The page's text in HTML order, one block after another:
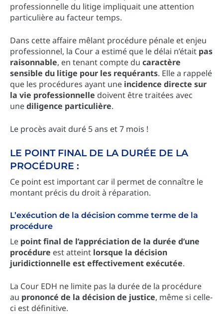
professionnelle du litige impliquait une attention
particulière au facteur temps.
Dans cette affaire mêlant procédure pénale et enjeu
professionnel, la Cour a estimé que le délai n’était pas
raisonnable, en tenant compte du caractère
sensible du litige pour les requérants. Elle a rappelé
que les procédures ayant une incidence directe sur
la vie professionnelle doivent être traitées avec
unediligence particulière.
Le procès avait duré 5 ans et 7 mois !
LE POINT FINAL DE LA DURÉE DE LA
PROCÉDURE :
Ce point est important car il permet de connaître le
montant précis du droit à réparation.
L’exécution de la décision comme terme de la
procédure
Le point final de l’appréciation de la durée d’une
procédure est atteint lorsque la décision
juridictionnelle est effectivement exécutée.
La Cour EDH ne limite pas la durée de la procédure
au prononcé de la décision de justice, même si celle-
ci est définitive.